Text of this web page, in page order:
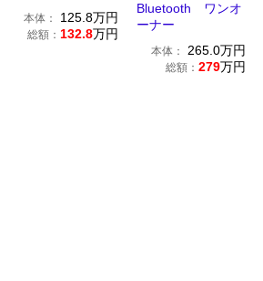
本体： 125.8万円
総額： 132.8万円
Bluetooth ワンオ
ーナー
本体： 265.0万円
総額： 279万円